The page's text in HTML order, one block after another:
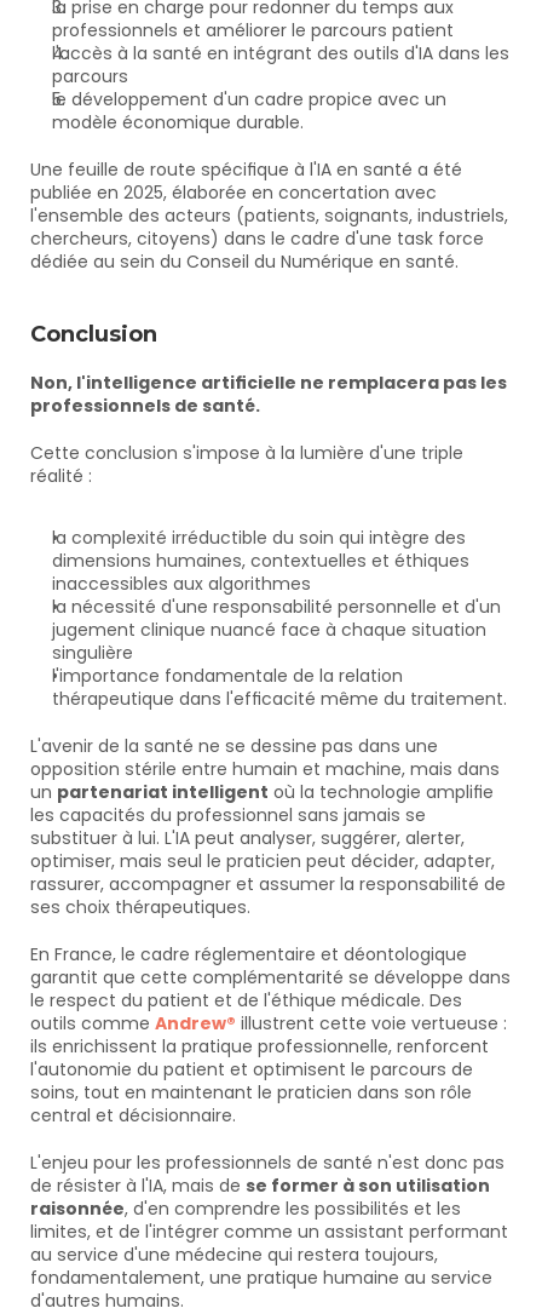
la prise en charge pour redonner du temps aux
professionnels et améliorer le parcours patient
l'accès à la santé en intégrant des outils d'IA dans les
parcours
le développement d'un cadre propice avec un
modèle économique durable.
Une feuille de route spécifique à l'IA en santé a été
publiée en 2025, élaborée en concertation avec
l'ensemble des acteurs (patients, soignants, industriels,
chercheurs, citoyens) dans le cadre d'une task force
dédiée au sein du Conseil du Numérique en santé.
Conclusion
Non, l'intelligence artificielle ne remplacera pas les
professionnels de santé.
Cette conclusion s'impose à la lumière d'une triple
réalité :
la complexité irréductible du soin qui intègre des
dimensions humaines, contextuelles et éthiques
inaccessibles aux algorithmes
la nécessité d'une responsabilité personnelle et d'un
jugement clinique nuancé face à chaque situation
singulière
l'importance fondamentale de la relation
thérapeutique dans l'efficacité même du traitement.
L'avenir de la santé ne se dessine pas dans une
opposition stérile entre humain et machine, mais dans
un partenariat intelligent où la technologie amplifie
les capacités du professionnel sans jamais se
substituer à lui. L'IA peut analyser, suggérer, alerter,
optimiser, mais seul le praticien peut décider, adapter,
rassurer, accompagner et assumer la responsabilité de
ses choix thérapeutiques.
En France, le cadre réglementaire et déontologique
garantit que cette complémentarité se développe dans
le respect du patient et de l'éthique médicale. Des
outils comme Andrew® illustrent cette voie vertueuse :
ils enrichissent la pratique professionnelle, renforcent
l'autonomie du patient et optimisent le parcours de
soins, tout en maintenant le praticien dans son rôle
central et décisionnaire.
L'enjeu pour les professionnels de santé n'est donc pas
de résister à l'IA, mais de se former à son utilisation
raisonnée, d'en comprendre les possibilités et les
limites, et de l'intégrer comme un assistant performant
au service d'une médecine qui restera toujours,
fondamentalement, une pratique humaine au service
d'autres humains.